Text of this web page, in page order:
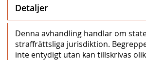
Detaljer
Denna avhandling handlar om
straffrättsliga jurisdiktion.
inte entydigt utan kan tillskrivas